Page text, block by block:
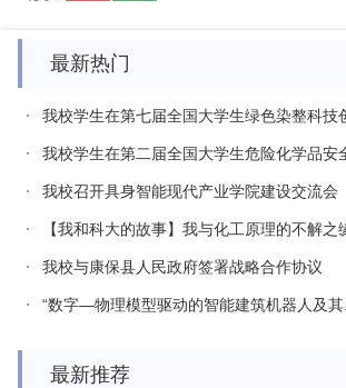
最新热门
我校学生在第七届全国大学生绿色染整科技
我校学生在第二届全国大学生危险化学品安
我校召开具身智能现代产业学院建设交流会
【我和科大的故事】我与化工原理的不解之
我校与康保县人民政府签署战略合作协议
“数字—物理模型驱动的智能建筑机器人及其
最新推荐